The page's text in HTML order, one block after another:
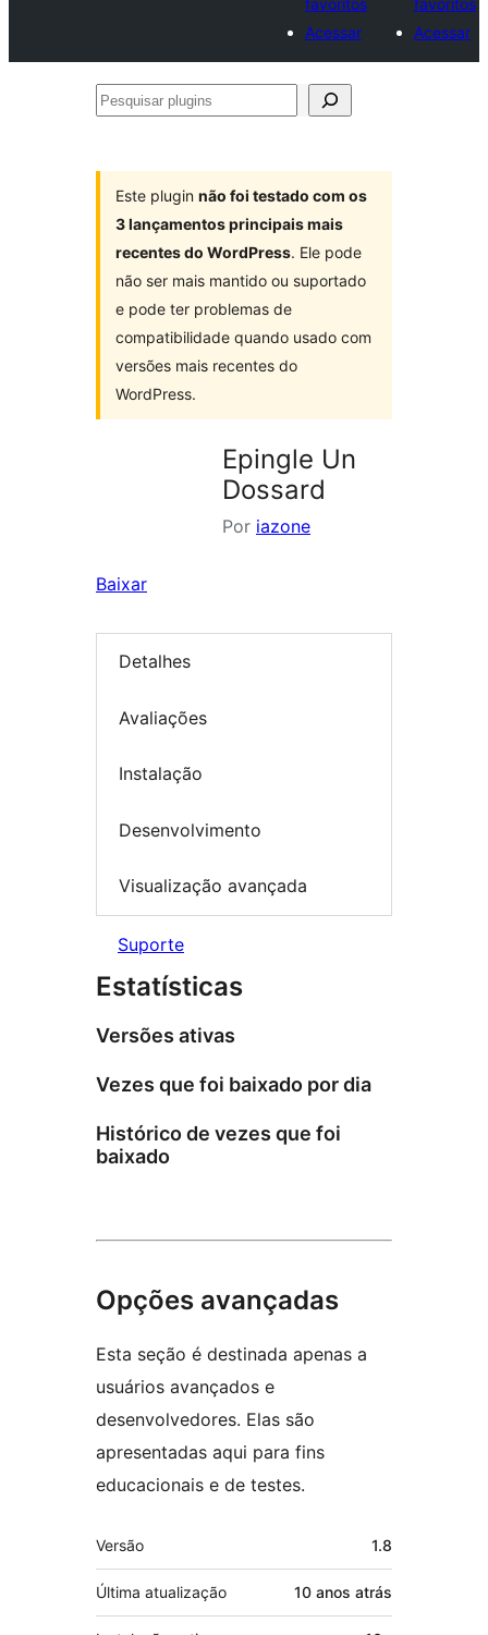
favoritos
Acessar
favoritos
Acessar
Pesquisar
Este plugin não foi testado com os
3 lançamentos principais mais
recentes do WordPress. Ele pode
não ser mais mantido ou suportado
e pode ter problemas de
compatibilidade quando usado com
versões mais recentes do
WordPress.
Epingle Un
Dossard
Por iazone
Baixar
Detalhes
Avaliações
Instalação
Desenvolvimento
Visualização avançada
Suporte
Estatísticas
Versões ativas
Vezes que foi baixado por dia
Histórico de vezes que foi
baixado
Opções avançadas
Esta seção é destinada apenas a
usuários avançados e
desenvolvedores. Elas são
apresentadas aqui para fins
educacionais e de testes.
Meta
Versão 1.8
Última atualização 10 anos atrás